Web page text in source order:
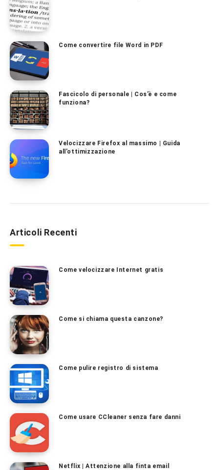
Come convertire file Word in PDF
Fascicolo di personale | Cos’è e come
funziona?
Velocizzare Firefox al massimo | Guida
all’ottimizzazione
Articoli Recenti
Come velocizzare Internet gratis
Come si chiama questa canzone?
Come pulire registro di sistema
Come usare CCleaner senza fare danni
Netflix | Attenzione alla finta email